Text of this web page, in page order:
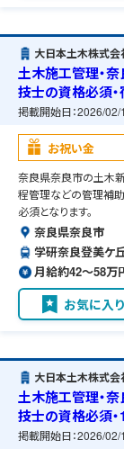
大日本土木株式会
土木施工管理・
技士の資格必須
掲載開始日：2026/02/
お祝い金
奈良県奈良市の土木
程管理などの管理補
必須となります。
奈良県奈良市
学研奈良登美ケ
月給約42〜58万
お気に入り
大日本土木株式会
土木施工管理・
技士の資格必須
準備可能
掲載開始日：2026/02/